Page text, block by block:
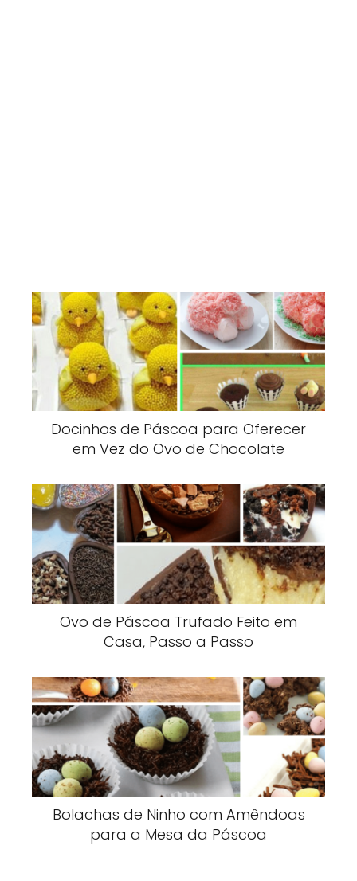
Docinhos de Páscoa para Oferecer
em Vez do Ovo de Chocolate
Ovo de Páscoa Trufado Feito em
Casa, Passo a Passo
Bolachas de Ninho com Amêndoas
para a Mesa da Páscoa